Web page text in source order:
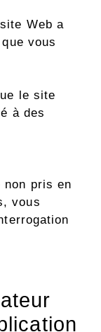
Web a
vous
le site
à des
non pris en
vous